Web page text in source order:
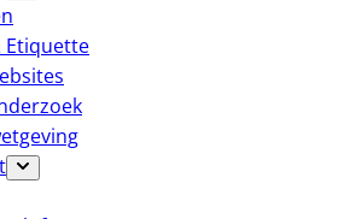
Etiquette